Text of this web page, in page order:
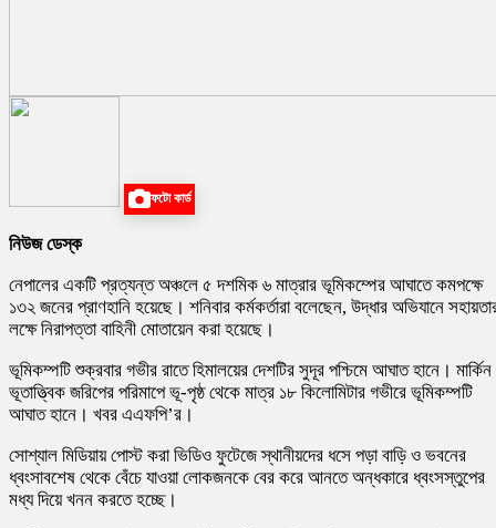
ফটো কার্ড
নিউজ ডেস্ক
নেপালের একটি প্রত্যন্ত অঞ্চলে ৫ দশমিক ৬ মাত্রার ভূমিকম্পের আঘাতে কমপক্ষে
১৩২ জনের প্রাণহানি হয়েছে। শনিবার কর্মকর্তারা বলেছেন, উদ্ধার অভিযানে
লক্ষে নিরাপত্তা বাহিনী মোতায়েন করা হয়েছে।
ভূমিকম্পটি শুক্রবার গভীর রাতে হিমালয়ের দেশটির সুদূর পশ্চিমে আঘাত হানে। মার্কিন
ভূতাত্ত্বিক জরিপের পরিমাপে ভূ-পৃষ্ঠ থেকে মাত্র ১৮ কিলোমিটার গভীরে ভূমিকম্পটি
আঘাত হানে। খবর এএফপি’র।
সোশ্যাল মিডিয়ায় পোস্ট করা ভিডিও ফুটেজে স্থানীয়দের ধসে পড়া বাড়ি ও ভবনের
ধ্বংসাবশেষ থেকে বেঁচে যাওয়া লোকজনকে বের করে আনতে অন্ধকারে ধ্বংসস্তুপের
মধ্য দিয়ে খনন করতে হচ্ছে।